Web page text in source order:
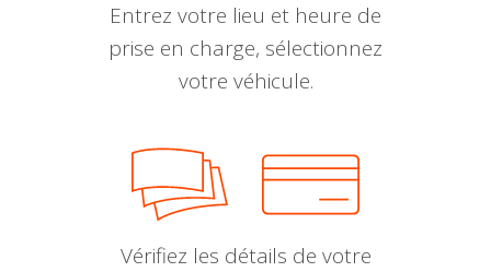
Entrez votre lieu et heure de
prise en charge, sélectionnez
votre véhicule.
Vérifiez les détails de votre